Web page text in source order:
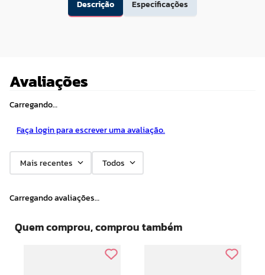
Descrição Especificações
Avaliações
Carregando…
Faça login para escrever uma avaliação.
Mais recentes Todos
Carregando avaliações…
Quem comprou, comprou também